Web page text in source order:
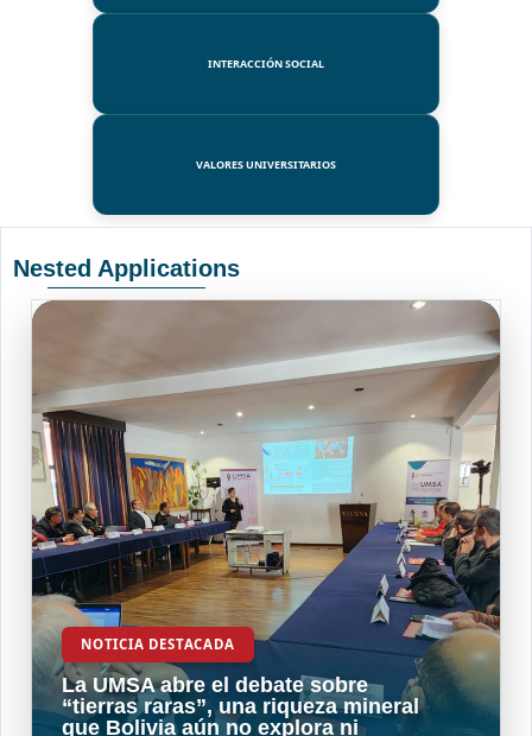
INTERACCIÓN SOCIAL
VALORES UNIVERSITARIOS
Nested Applications
NOTICIA DESTACADA
La UMSA abre el debate sobre
“tierras raras”, una riqueza mineral
que Bolivia aún no explora ni